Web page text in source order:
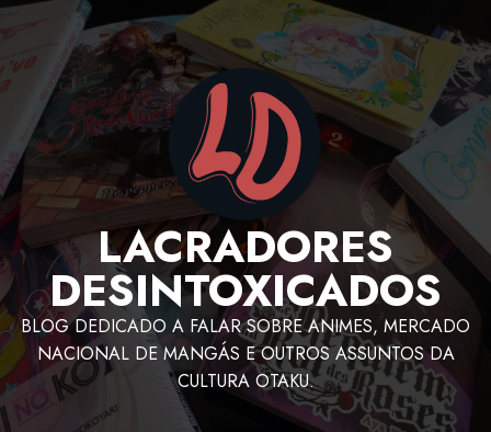
LACRADORES
DESINTOXICADOS
BLOG DEDICADO A FALAR SOBRE ANIMES, MERCADO
NACIONAL DE MANGÁS E OUTROS ASSUNTOS DA
CULTURA OTAKU.